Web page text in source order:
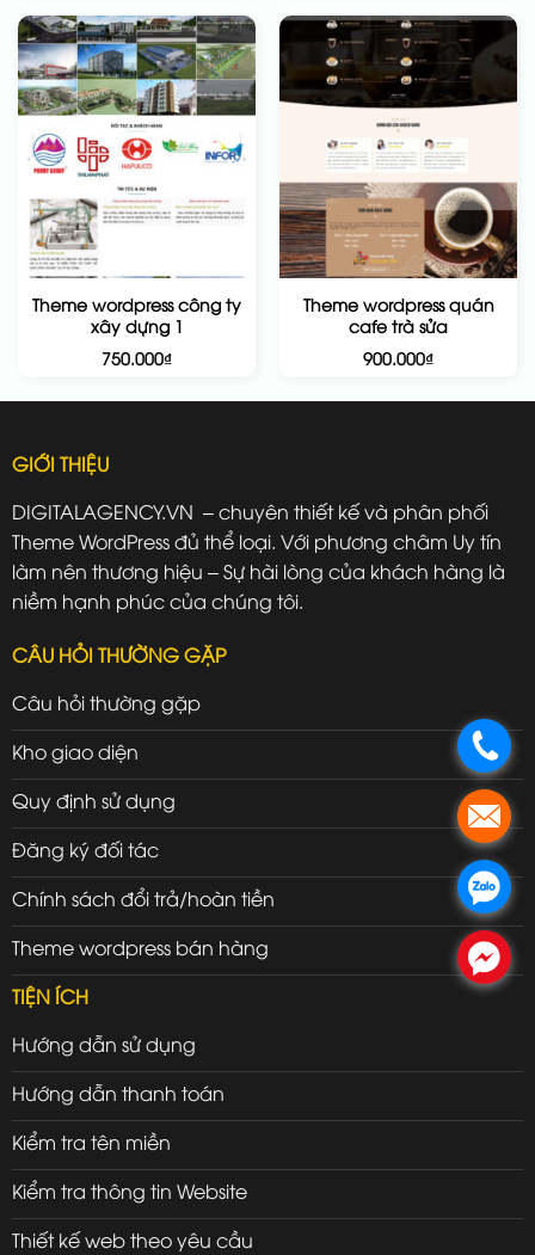
Theme wordpress công ty
xây dựng 1
750.000₫
Theme wordpress quán
cafe trà sửa
900.000₫
GIỚI THIỆU
DIGITALAGENCY.VN – chuyên thiết kế và phân phối
Theme WordPress đủ thể loại. Với phương châm Uy tín
làm nên thương hiệu – Sự hài lòng của khách hàng là
niềm hạnh phúc của chúng tôi.
CÂU HỎI THƯỜNG GẶP
Câu hỏi thường gặp
Kho giao diện
Quy định sử dụng
Đăng ký đối tác
Chính sách đổi trả/hoàn tiền
Theme wordpress bán hàng
TIỆN ÍCH
Hướng dẫn sử dụng
Hướng dẫn thanh toán
Kiểm tra tên miền
Kiểm tra thông tin Website
Thiết kế web theo yêu cầu
.
.
.
.